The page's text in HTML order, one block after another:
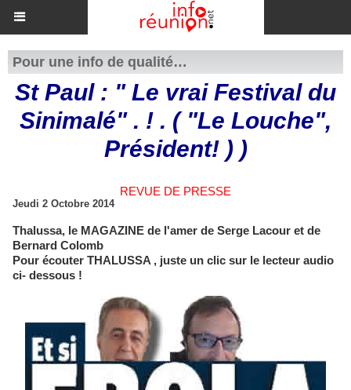
Pour une info de qualité…
St Paul : " Le vrai Festival du
Sinimalé" . ! . ( "Le Louche",
Président! ) )
REVUE DE PRESSE
Jeudi 2 Octobre 2014
Thalussa, le MAGAZINE de l'amer de Serge Lacour et de
Bernard Colomb
Pour écouter THALUSSA , juste un clic sur le lecteur audio
ci- dessous !